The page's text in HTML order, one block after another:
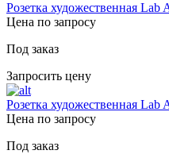
Розетка художественная Lab
Цена по запросу
Под заказ
Запросить цену
Розетка художественная Lab
Цена по запросу
Под заказ